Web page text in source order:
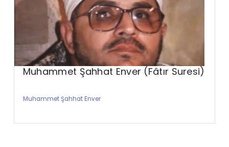
Muhammet Şahhat Enver (Fâtır Suresi)
Muhammet Şahhat Enver